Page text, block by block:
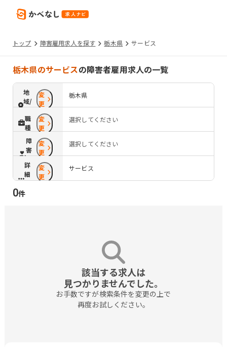
トップ 障害雇用求人を探す 栃木県 サービス
栃木県のサービスの障害者雇用求人の一覧
地
域/
路
線
変
更
栃木県
職
種
変
更
選択してください
障
害
配
慮
変
更
選択してください
詳
細
条
件
変
更
サービス
0件
該当する求人は
見つかりませんでした。
お手数ですが検索条件を変更の上で
再度お試しください。